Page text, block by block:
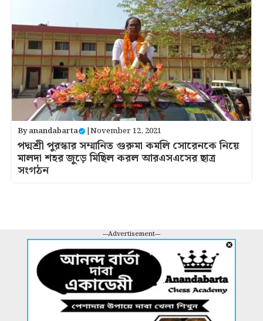
Byanandabarta |November 12, 2021
পদ্মশ্রী পুরস্কার সম্মানিত গুরুমা কমলি সোরেনকে নিয়ে
মালদা শহর জুড়ে মিছিল করল আরএসএসের ছাত্র
সংগঠন
---Advertisement---